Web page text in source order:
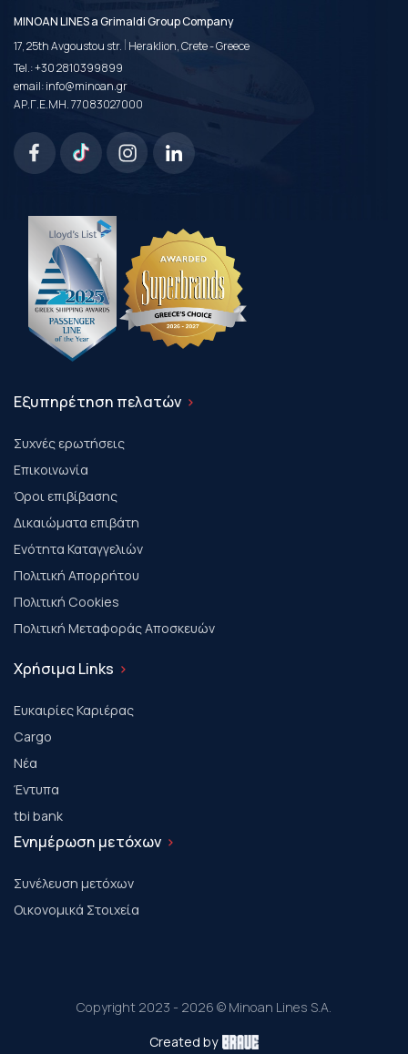
MINOAN LINES a Grimaldi Group Company
17, 25th Avgoustou str. | Heraklion, Crete - Greece
Tel.:+30 2810399899
email:info@minoan.gr
ΑΡ.Γ.Ε.ΜΗ. 77083027000
Εξυπηρέτηση πελατών
Συχνές ερωτήσεις
Επικοινωνία
Όροι επιβίβασης
Δικαιώματα επιβάτη
Ενότητα Καταγγελιών
Πολιτική Απορρήτου
Πολιτική Cookies
Πολιτική Μεταφοράς Αποσκευών
Χρήσιμα Links
Ευκαιρίες Καριέρας
Cargo
Νέα
Έντυπα
tbi bank
Ενημέρωση μετόχων
Συνέλευση μετόχων
Οικονομικά Στοιχεία
Copyright 2023 - 2026 © Minoan Lines S.A.
Created by